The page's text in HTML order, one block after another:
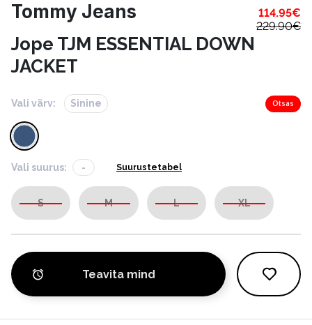
Tommy Jeans 114.95€
229.90€
Jope TJM ESSENTIAL DOWN
JACKET
Vali värv: Sinine Otsas
Vali suurus: - Suurustetabel
S M L XL
Teavita mind